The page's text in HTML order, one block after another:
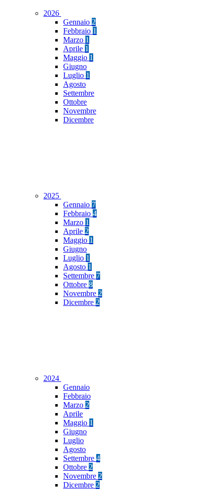
2026
Gennaio 2
Febbraio 1
Marzo 1
Aprile 1
Maggio 1
Giugno
Luglio 1
Agosto
Settembre
Ottobre
Novembre
Dicembre
2025
Gennaio 7
Febbraio 4
Marzo 1
Aprile 2
Maggio 1
Giugno
Luglio 1
Agosto 1
Settembre 7
Ottobre 8
Novembre 2
Dicembre 2
2024
Gennaio
Febbraio
Marzo 2
Aprile
Maggio 1
Giugno
Luglio
Agosto
Settembre 4
Ottobre 2
Novembre 2
Dicembre 2